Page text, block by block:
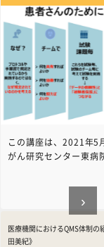
この講座は、2021年5
がん研究センター東病
控え、医療機関にお
る仕組み（プロセス
を持った質の作りこみ
中、本邦において医療
ているQMSとは何か
医療機関におけるQMS体制の
田美紀》
›